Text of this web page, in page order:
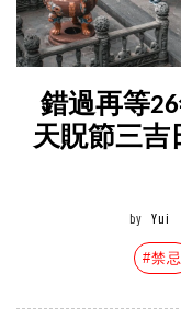
錯過再等
天貺節三吉
by Yui
#禁忌